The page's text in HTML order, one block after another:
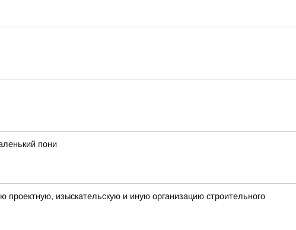
пони
изыскательскую и иную организацию строительного